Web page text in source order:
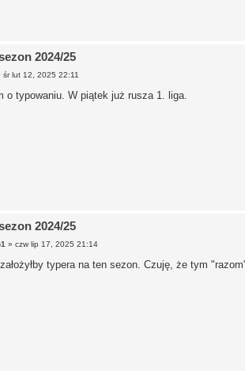
2024/25
śr lut 12, 2025 22:11
o typowaniu. W piątek już rusza 1. liga.
2024/25
»czw lip 17, 2025 21:14
typera na ten sezon. Czuję, że tym